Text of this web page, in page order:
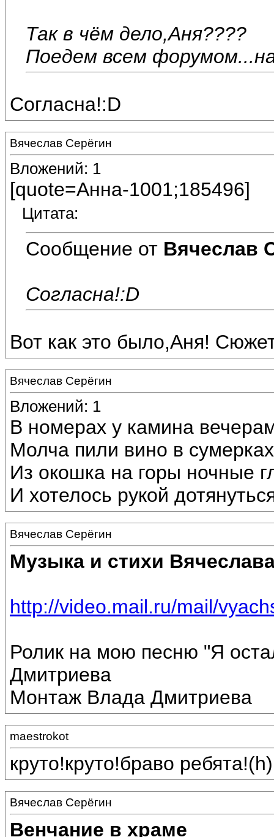
Так в чём дело,Аня????
Поедем всем
Согласна!:D
Вячеслав Серёгин
Вложений: 1
[quote=Анна-1001;185496]
Цитата:
Сообщение от Вячеслав
Согласна!:D
Вот как это было,Аня!
Вячеслав Серёгин
Вложений: 1
В номерах у камина
Молча пили вино в
Из окошка на горы ночные
И хотелось рукой
Вячеслав Серёгин
Музыка и стихи
http://video.mail.ru/mail/
Ролик на мою песню "Я
Дмитриева
Монтаж Влада Дмитриева
maestrokot
круто!круто!браво
Вячеслав Серёгин
Венчание в храме